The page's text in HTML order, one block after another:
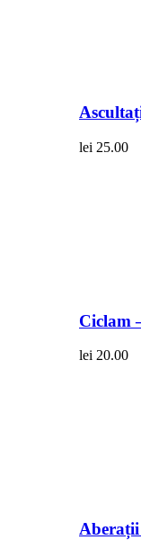
lei 25.00
Ciclam
lei 20.00
Aberații